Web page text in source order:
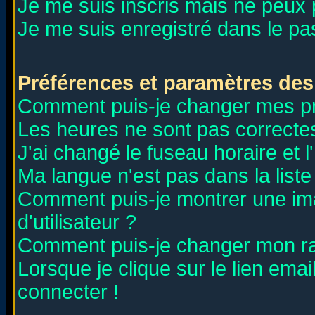
Je me suis inscris mais ne peux
Je me suis enregistré dans le
Préférences et paramètres
Comment puis-je changer mes
Les heures ne sont pas
J'ai changé le fuseau horaire et
Ma langue n'est pas dans la
Comment puis-je montrer une
d'utilisateur ?
Comment puis-je changer mon
Lorsque je clique sur le lien
connecter !